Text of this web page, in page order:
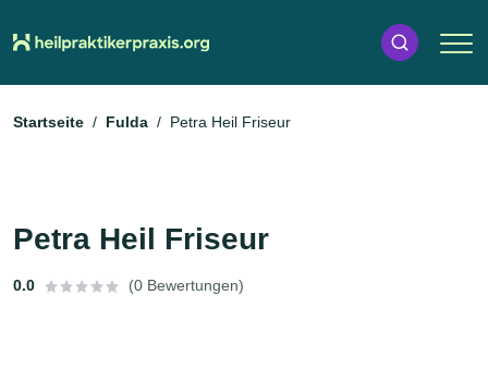
Startseite Fulda Petra Heil Friseur
Petra Heil Friseur
0.0 (0 Bewertungen)